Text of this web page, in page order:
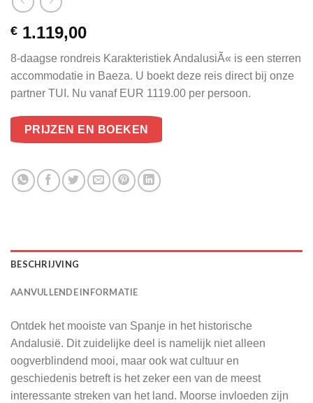
€ 1.119,00
8-daagse rondreis Karakteristiek AndalusiÃ« is een sterren
accommodatie in Baeza. U boekt deze reis direct bij onze
partner TUI. Nu vanaf EUR 1119.00 per persoon.
PRIJZEN EN BOEKEN
BESCHRIJVING
AANVULLENDE INFORMATIE
Ontdek het mooiste van Spanje in het historische
Andalusië. Dit zuidelijke deel is namelijk niet alleen
oogverblindend mooi, maar ook wat cultuur en
geschiedenis betreft is het zeker een van de meest
interessante streken van het land. Moorse invloeden zijn